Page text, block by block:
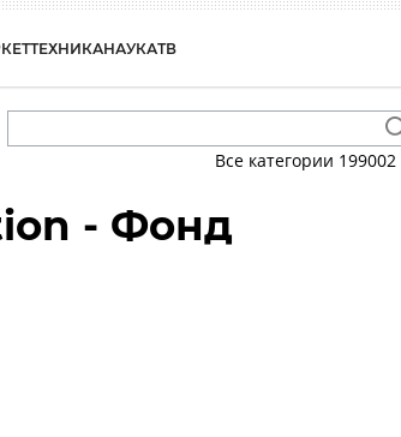
ТЕХНИКАНАУКАТВ
Все категории 199002
- Фонд